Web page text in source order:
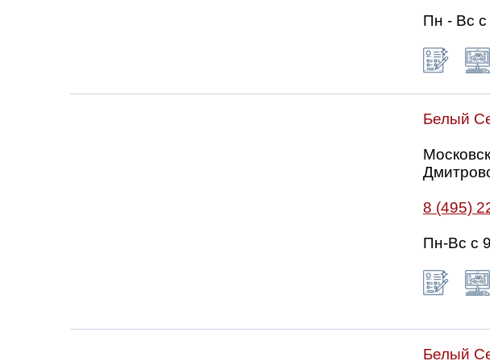
Пн - Вс с
Белый
8 (495)
Пн-Вс с
Белый